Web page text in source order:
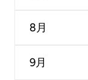
8月
9月